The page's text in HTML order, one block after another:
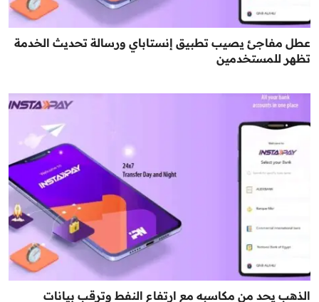
عطل مفاجئ يصيب تطبيق إنستاباي ورسالة تحديث الخدمة
تظهر للمستخدمين
الذهب يحد من مكاسبه مع ارتفاع النفط وترقب بيانات